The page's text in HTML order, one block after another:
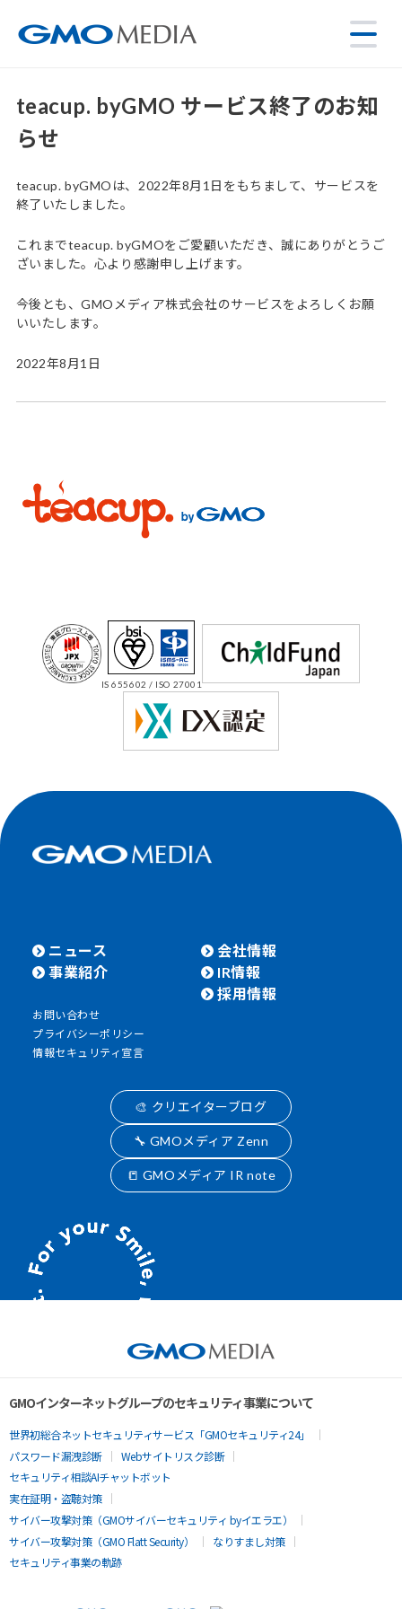
teacup. byGMO サービス終了のお知
らせ
teacup. byGMOは、2022年8月1日をもちまして、サービスを
終了いたしました。
これまでteacup. byGMOをご愛顧いただき、誠にありがとうご
ざいました。心より感謝申し上げます。
今後とも、GMOメディア株式会社のサービスをよろしくお願
いいたします。
2022年8月1日
IS 655602 / ISO 27001
ニュース
事業紹介
会社情報
IR情報
採用情報
お問い合わせ
プライバシーポリシー
情報セキュリティ宣言
🎨 クリエイターブログ
🔧 GMOメディア Zenn
📒 GMOメディア IR note
GMOインターネットグループのセキュリティ事業について
世界初総合ネットセキュリティサービス「GMOセキュリティ24」
パスワード漏洩診断
Webサイトリスク診断
セキュリティ相談AIチャットボット
実在証明・盗聴対策
サイバー攻撃対策（GMOサイバーセキュリティ byイエラエ）
サイバー攻撃対策（GMO Flatt Security）
なりすまし対策
セキュリティ事業の軌跡